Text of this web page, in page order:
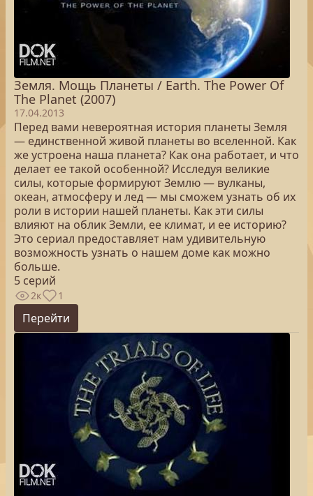
Земля. Мощь Планеты / Earth. The Power Of
The Planet (2007)
17.04.2013
Перед вами невероятная история планеты Земля
— единственной живой планеты во вселенной. Как
же устроена наша планета? Как она работает, и что
делает ее такой особенной? Исследуя великие
силы, которые формируют Землю — вулканы,
океан, атмосферу и лед — мы сможем узнать об их
роли в истории нашей планеты. Как эти силы
влияют на облик Земли, ее климат, и ее историю?
Это сериал предоставляет нам удивительную
возможность узнать о нашем доме как можно
больше.
5 серий
2к 1
Перейти